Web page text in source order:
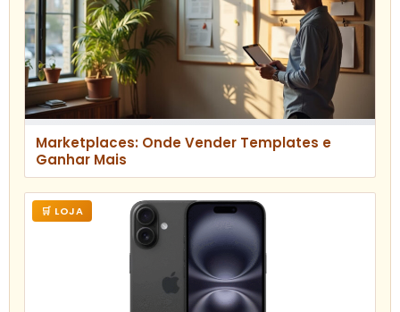
Marketplaces: Onde Vender Templates e
Ganhar Mais
🛒 LOJA